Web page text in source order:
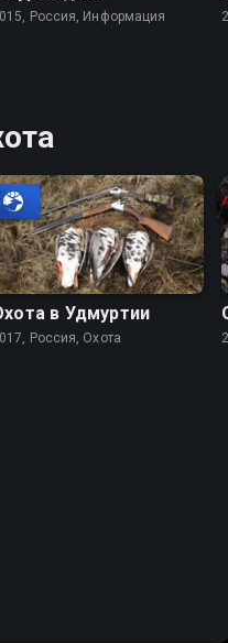
Россия, Информация
в Удмуртии
Россия, Охота